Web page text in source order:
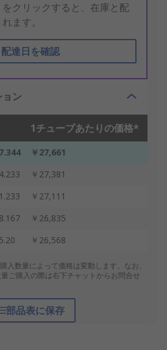
をクリックすると、在庫と配
ます。
配達日を確認
ン
1チューブあたりの価格*
￥27,661
￥27,381
￥27,111
￥26,835
￥26,568
入数量によって価格は変動します。なお、
ご購入の際は右下チャットからお問合せ
部品表に保存